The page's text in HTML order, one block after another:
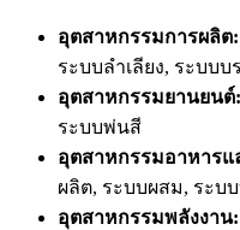
อุตสาหกรรมการผลิต:
ระบบลำเลียง, ระบบ
อุตสาหกรรมยานยนต์:
ระบบพ่นสี
อุตสาหกรรมอาหารแ
ผลิต, ระบบผสม, ระบ
อุตสาหกรรมพลังงาน: